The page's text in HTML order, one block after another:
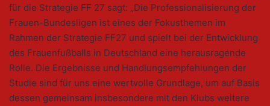
für die Strategie FF 27 sagt: „Die Professionalisierung der
Frauen-Bundesligen ist eines der Fokusthemen im
Rahmen der Strategie FF27 und spielt bei der Entwicklung
des Frauenfußballs in Deutschland eine herausragende
Rolle. Die Ergebnisse und Handlungsempfehlungen der
Studie sind für uns eine wertvolle Grundlage, um auf Basis
dessen gemeinsam insbesondere mit den Klubs weitere